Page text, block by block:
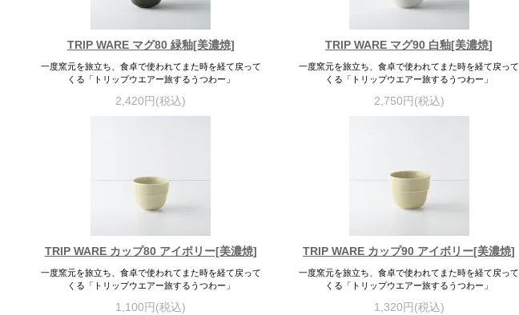
TRIP WARE マグ80 緑釉[美濃焼]
一度窯元を旅立ち、食卓で使われてまた時を経て戻って
くる「トリップウエアー旅するうつわー」
2,420円(税込)
TRIP WARE マグ90 白釉[美濃焼]
一度窯元を旅立ち、食卓で使われてまた時を経て戻って
くる「トリップウエアー旅するうつわー」
2,750円(税込)
TRIP WARE カップ80 アイボリー[美濃焼]
一度窯元を旅立ち、食卓で使われてまた時を経て戻って
くる「トリップウエアー旅するうつわー」
1,100円(税込)
TRIP WARE カップ90 アイボリー[美濃焼]
一度窯元を旅立ち、食卓で使われてまた時を経て戻って
くる「トリップウエアー旅するうつわー」
1,320円(税込)